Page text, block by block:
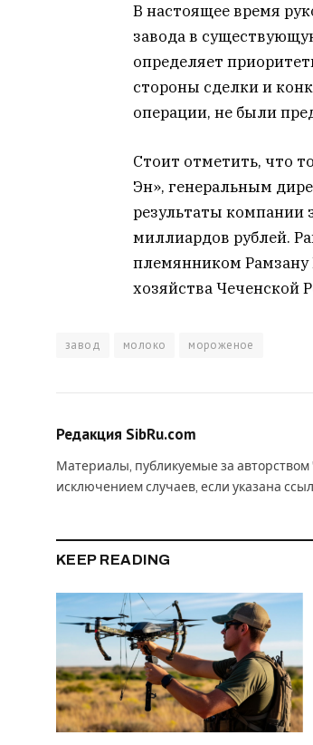
В настоящее время
завода в
определяет
стороны сделки и
операции, не были
Стоит отметить, что
Эн», генеральным
результаты
миллиардов рублей.
племянником Рамзану
хозяйства Чеченской
завод молоко мороженое
Редакция SibRu.com
Материалы, публикуемые за авторством
исключением случаев, если указана
KEEP READING